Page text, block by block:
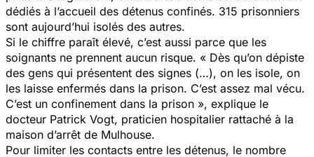
dédiés à l’accueil des détenus confinés. 315 prisonniers
sont aujourd’hui isolés des autres.
Si le chiffre paraît élevé, c’est aussi parce que les
soignants ne prennent aucun risque. « Dès qu’on dépiste
des gens qui présentent des signes (…), on les isole, on
les laisse enfermés dans la prison. C’est assez mal vécu.
C’est un confinement dans la prison », explique le
docteur Patrick Vogt, praticien hospitalier rattaché à la
maison d’arrêt de Mulhouse.
Pour limiter les contacts entre les détenus, le nombre